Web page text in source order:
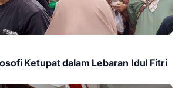
Ketupat dalam Lebaran Idul Fitri